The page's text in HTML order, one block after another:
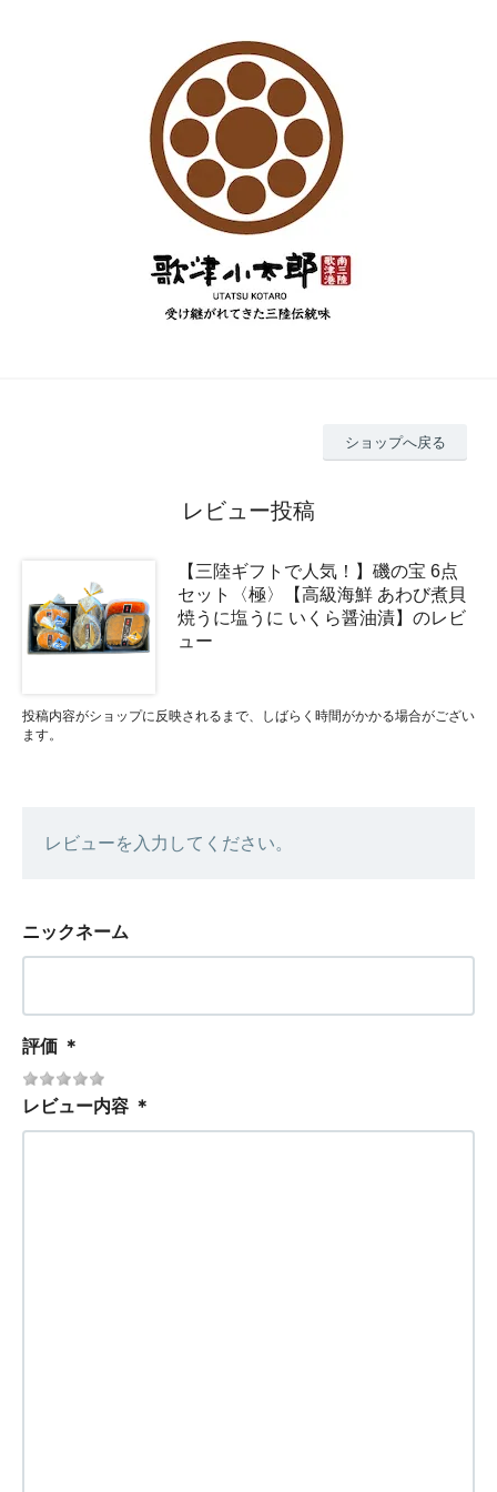
ショップへ戻る
レビュー投稿
【三陸ギフトで人気！】磯の宝 6点
セット〈極〉【高級海鮮 あわび煮貝
焼うに塩うに いくら醤油漬】のレビ
ュー
投稿内容がショップに反映されるまで、しばらく時間がかかる場合がござい
ます。
レビューを入力してください。
ニックネーム
評価 ＊
レビュー内容 ＊